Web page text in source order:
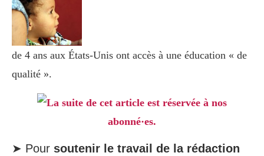
de 4 ans aux États-Unis ont accès à une éducation « de
qualité ».
La suite de cet article est réservée à nos
abonné·es.
➤ Pour soutenir le travail de la rédaction